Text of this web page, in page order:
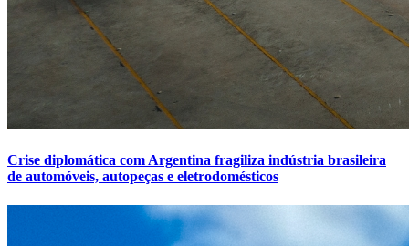
Crise diplomática com Argentina fragiliza indústria brasileira
de automóveis, autopeças e eletrodomésticos